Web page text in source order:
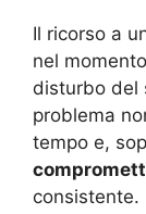
Il ricorso a
nel
disturbo del
problema
tempo e,
consistente.